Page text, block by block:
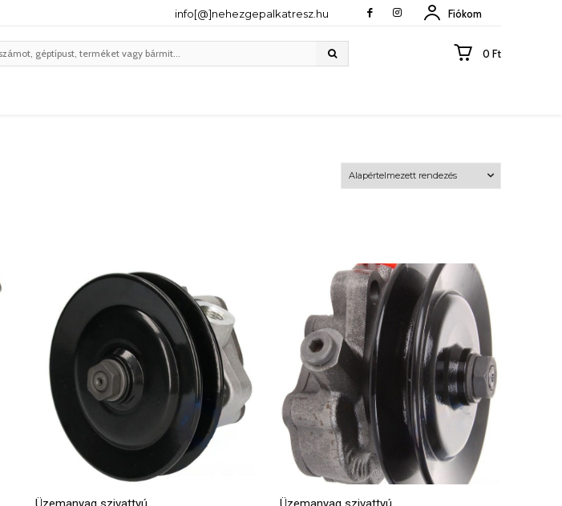
info[@]nehezgepalkatresz.hu Fiókom
0 Ft